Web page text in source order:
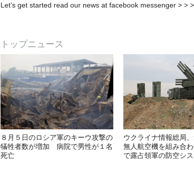
Let’s get started read our news at facebook messenger > > >
トップニュース
８月５日のロシア軍のキーウ攻撃の
犠牲者数が増加 病院で男性が１名
死亡
ウクライナ情報総局
無人航空機を組み合
で露占領軍の防空シ